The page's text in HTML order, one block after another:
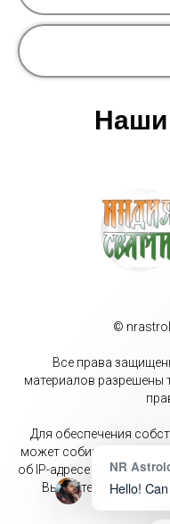
Наши
©
Все права
материалов разрешены
Для обеспечения
может собирать
об IP-адресе и
Вы даёте своё
NR
Hello!